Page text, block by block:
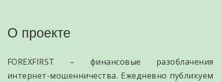
О проекте
FOREXFIRST – финансовые разоблачения
интернет-мошенничества. Ежедневно публикуем